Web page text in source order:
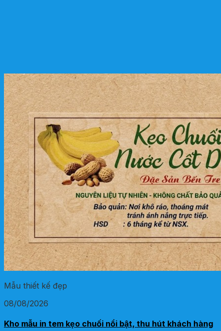
Mẫu thiết kế đẹp
08/08/2026
Kho mẫu in tem kẹo chuối nổi bật, thu hút khách hàng